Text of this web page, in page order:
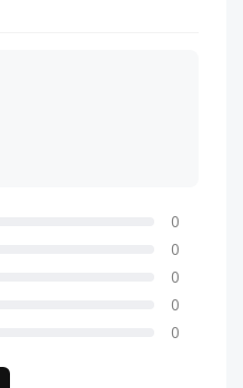
высокотемпературная
0
0
0
0
0